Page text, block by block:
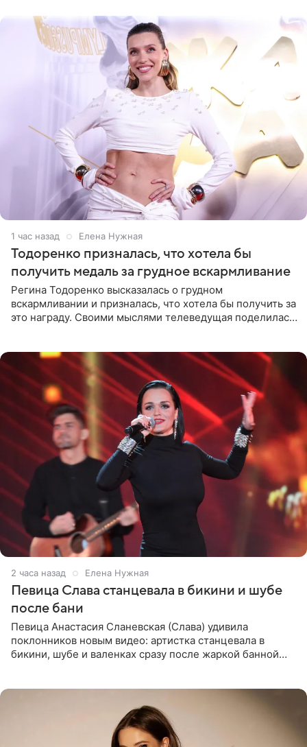
1 час назад Елена Нужная
Тодоренко призналась, что хотела бы
получить медаль за грудное вскармливание
Регина Тодоренко высказалась о грудном
вскармливании и призналась, что хотела бы получить за
это награду. Своими мыслями телеведущая поделилась
2 часа назад Елена Нужная
Певица Слава станцевала в бикини и шубе
после бани
Певица Анастасия Сланевская (Слава) удивила
поклонников новым видео: артистка станцевала в
бикини, шубе и валенках сразу после жаркой банной